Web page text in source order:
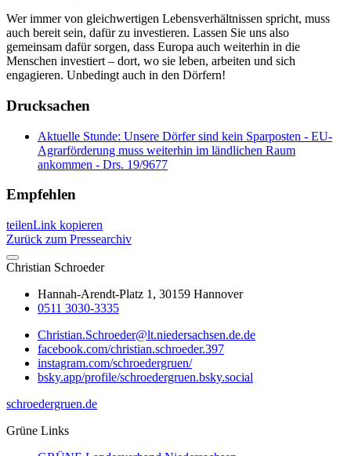
Wer immer von gleichwertigen Lebensverhältnissen spricht, muss
auch bereit sein, dafür zu investieren. Lassen Sie uns also
gemeinsam dafür sorgen, dass Europa auch weiterhin in die
Menschen investiert – dort, wo sie leben, arbeiten und sich
engagieren. Unbedingt auch in den Dörfern!
Drucksachen
Aktuelle Stunde: Unsere Dörfer sind kein Sparposten - EU-
Agrarförderung muss weiterhin im ländlichen Raum
ankommen - Drs. 19/9677
Empfehlen
teilenLink kopieren
Zurück zum Pressearchiv
Christian Schroeder
Hannah-Arendt-Platz 1, 30159 Hannover
0511 3030-3335
Christian.Schroeder@lt.niedersachsen.de.de
facebook.com/christian.schroeder.397
instagram.com/schroedergruen/
bsky.app/profile/schroedergruen.bsky.social
schroedergruen.de
Grüne Links